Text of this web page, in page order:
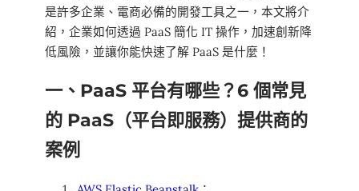
是許多企業、電商必備的開發工具之一，本文將介
紹，企業如何透過 PaaS 簡化 IT 操作，加速創新降
低風險，並讓你能快速了解 PaaS 是什麼！
一、PaaS 平台有哪些？6 個常見
的 PaaS（平台即服務）提供商的
案例